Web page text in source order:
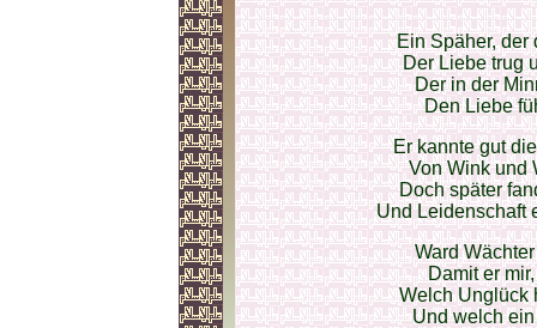
Ein Späher, der
Der Liebe trug
Der in der
Den Liebe
Er kannte gut
Von Wink und
Doch später
Und Leidenschaft
Ward
Damit er
Welch Unglück
Und welch